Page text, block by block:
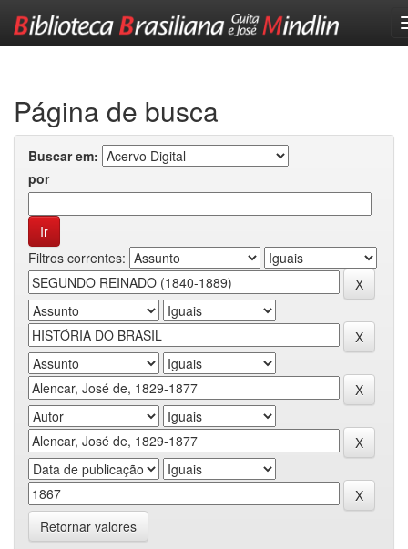
Página de busca
Buscar em:
por
Filtros correntes:
Retornar valores